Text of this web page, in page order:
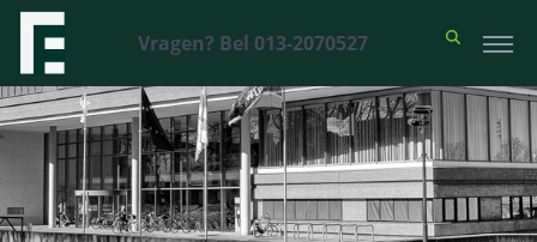
Vragen? Bel 013-2070527